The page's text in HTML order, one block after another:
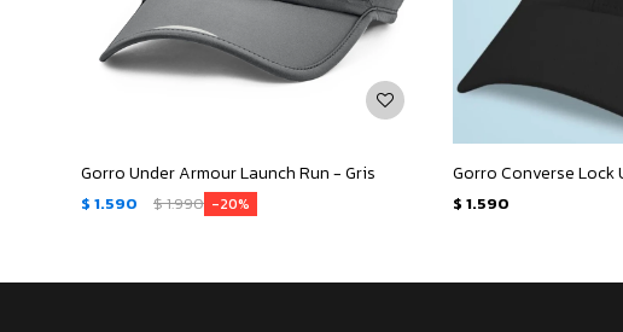
Gorro Under Armour Launch Run - Gris
$ 1.590 $1.990 20
Gorro Converse Lock
$ 1.590